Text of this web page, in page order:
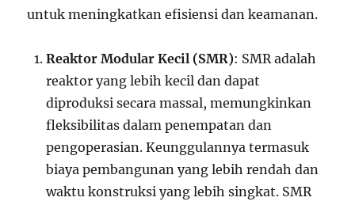
untuk meningkatkan efisiensi dan keamanan.
Reaktor Modular Kecil (SMR): SMR adalah
reaktor yang lebih kecil dan dapat
diproduksi secara massal, memungkinkan
fleksibilitas dalam penempatan dan
pengoperasian. Keunggulannya termasuk
biaya pembangunan yang lebih rendah dan
waktu konstruksi yang lebih singkat. SMR